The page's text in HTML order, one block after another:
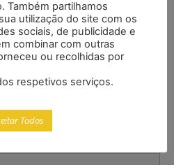
150 kg
50 g
Também partilhamos
utilização do site com os
sociais, de publicidade e
combinar com outras
ou recolhidas por
respetivos serviços.
Todos